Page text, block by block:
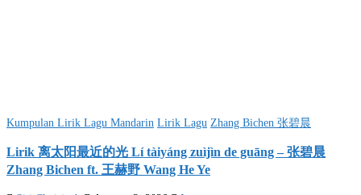
Posted
Kumpulan Lirik Lagu Mandarin Lirik Lagu Zhang Bichen 张碧晨
Lirik 离太阳最近的光 Lí tàiyáng zuìjìn de guāng – 张碧晨
Zhang Bichen ft. 王赫野 Wang He Ye